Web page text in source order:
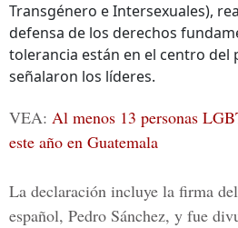
Transgénero e Intersexuales),
defensa de los derechos
tolerancia están en el centro del
señalaron los líderes.
VEA: Al menos 13 personas
este año en Guatemala
La declaración incluye la firma
español, Pedro Sánchez, y fue